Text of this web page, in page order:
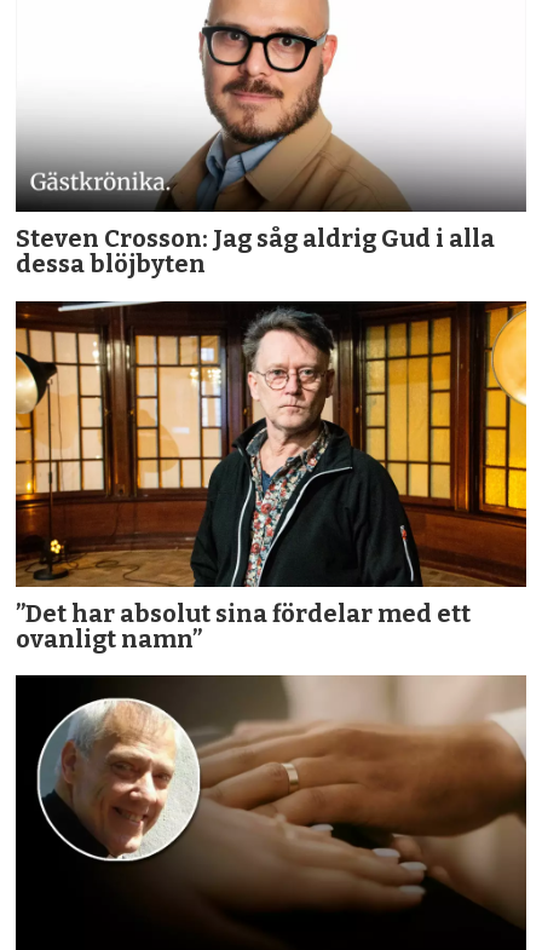
Steven Crosson: Jag såg aldrig Gud i alla
dessa blöjbyten
”Det har absolut sina fördelar med ett
ovanligt namn”